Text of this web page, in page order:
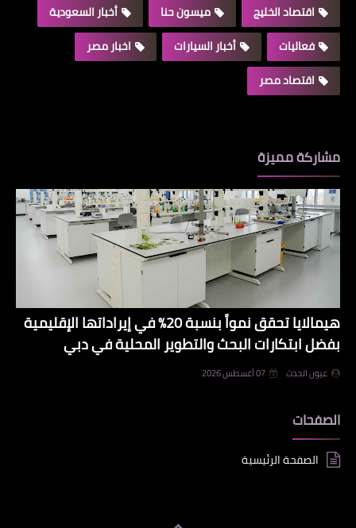
اقتصاد الخليج
ميسون حنا
أخبار السعودية
فعاليات
أخبار السيارات
اخبار مصر
اقتصاد مصر
مشاركة مميزة
هيمالايا تحقق نمواً بنسبة 20% في إيراداتها الإقليمية
بفضل ابتكارات البحث والتطوير المحلية في دبي
عيون الحدث 07 أغسطس 2026
الصفحات
الصفحة الرئيسية